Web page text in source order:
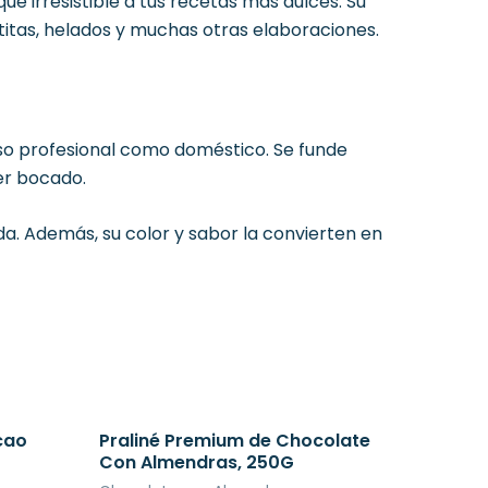
helados y muchas otras elaboraciones.
profesional como doméstico. Se funde
bocado.
Además, su color y sabor la convierten en
Praliné Premium de Chocolate
Con Almendras, 250G